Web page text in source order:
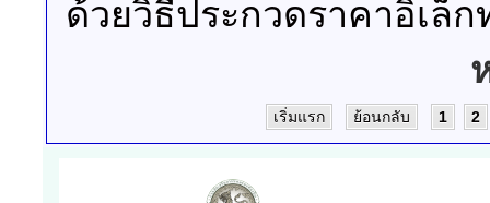
ด้วยวิธีประกวดราคาอิเล็
เริ่มแรก ย้อนกลับ 1 2